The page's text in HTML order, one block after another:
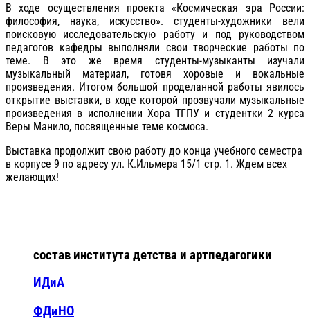
В ходе осуществления проекта «Космическая эра России:
философия, наука, искусство». студенты-художники вели
поисковую исследовательскую работу и под руководством
педагогов кафедры выполняли свои творческие работы по
теме. В это же время студенты-музыканты изучали
музыкальный материал, готовя хоровые и вокальные
произведения. Итогом большой проделанной работы явилось
открытие выставки, в ходе которой прозвучали музыкальные
произведения в исполнении Хора ТГПУ и студентки 2 курса
Веры Манило, посвященные теме космоса.
Выставка продолжит свою работу до конца учебного семестра
в корпусе 9 по адресу ул. К.Ильмера 15/1 стр. 1. Ждем всех
желающих!
состав института детства и артпедагогики
ИДиА
ФДиНО